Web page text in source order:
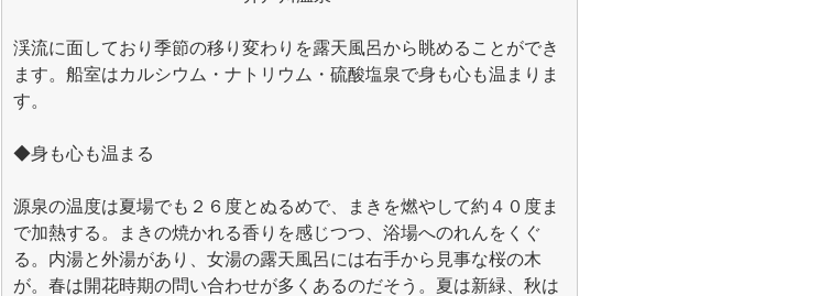
渓流に面しており季節の移り変わりを露天風呂から眺めることができ
ます。船室はカルシウム・ナトリウム・硫酸塩泉で身も心も温まりま
す。
◆身も心も温まる
源泉の温度は夏場でも２６度とぬるめで、まきを燃やして約４０度ま
で加熱する。まきの焼かれる香りを感じつつ、浴場へのれんをくぐ
る。内湯と外湯があり、女湯の露天風呂には右手から見事な桜の木
が。春は開花時期の問い合わせが多くあるのだそう。夏は新緑、秋は